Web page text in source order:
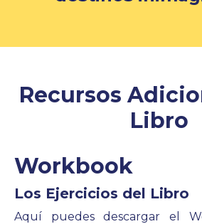
Recursos
Libro
Workbook
Los Ejercicios del Libro
Aquí puedes descargar el